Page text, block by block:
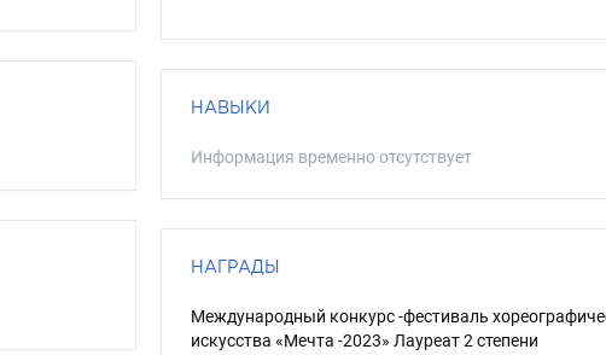
НАВЫКИ
Информация временно отсутствует
НАГРАДЫ
Международный конкурс -фестиваль
искусства «Мечта -2023» Лауреат 2 степени